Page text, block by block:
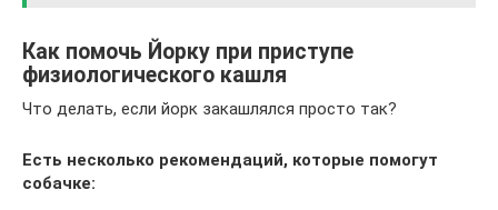
Как помочь Йорку при приступе
физиологического кашля
Что делать, если йорк закашлялся просто так?
Есть несколько рекомендаций, которые помогут
собачке: